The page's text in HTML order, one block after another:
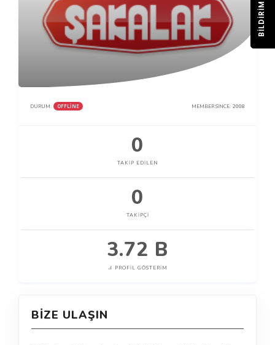
DURUM: OFFLINE MEMBER SINCE: 2008
0
TAKIP EDILEN
0
TAKIPÇI
3.72 B
PROFIL GÖSTERIM
BIZE ULAŞIN
BILDIRIM